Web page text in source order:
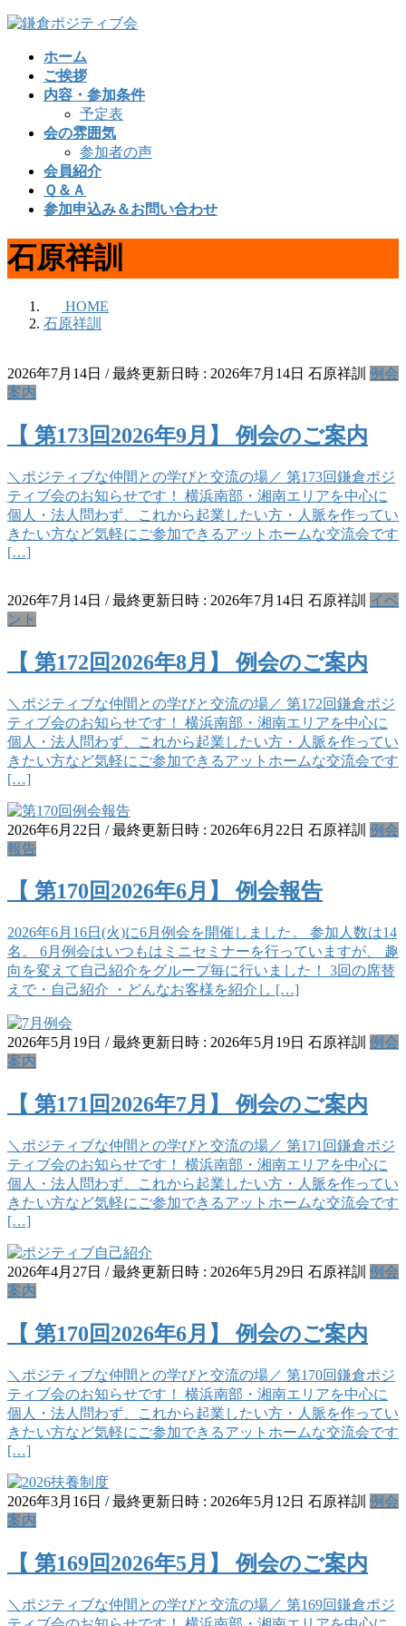
コ
ナ
ホーム
ご挨拶
内容・参加条件
予定表
会の雰囲気
参加者の声
会員紹介
Ｑ＆Ａ
参加申込み＆お問い合わせ
石原祥訓
HOME
石原祥訓
2026年7月14日 / 最終更新日時 : 2026年7月14日 石原祥訓
例会
案内
【 第173回2026年9月】 例会のご案内
＼ポジティブな仲間との学びと交流の場／ 第173回鎌倉ポジ
ティブ会のお知らせです！ 横浜南部・湘南エリアを中心に
個人・法人問わず、これから起業したい方・人脈を作ってい
きたい方など気軽にご参加できるアットホームな交流会です
[…]
2026年7月14日 / 最終更新日時 : 2026年7月14日 石原祥訓
イベ
ント
【 第172回2026年8月】 例会のご案内
＼ポジティブな仲間との学びと交流の場／ 第172回鎌倉ポジ
ティブ会のお知らせです！ 横浜南部・湘南エリアを中心に
個人・法人問わず、これから起業したい方・人脈を作ってい
きたい方など気軽にご参加できるアットホームな交流会です
[…]
2026年6月22日 / 最終更新日時 : 2026年6月22日 石原祥訓
例会
報告
【 第170回2026年6月】 例会報告
2026年6月16日(火)に6月例会を開催しました。 参加人数は14
名。 6月例会はいつもはミニセミナーを行っていますが、 趣
向を変えて自己紹介をグループ毎に行いました！ 3回の席替
えで・自己紹介 ・どんなお客様を紹介し […]
2026年5月19日 / 最終更新日時 : 2026年5月19日 石原祥訓
例会
案内
【 第171回2026年7月】 例会のご案内
＼ポジティブな仲間との学びと交流の場／ 第171回鎌倉ポジ
ティブ会のお知らせです！ 横浜南部・湘南エリアを中心に
個人・法人問わず、これから起業したい方・人脈を作ってい
きたい方など気軽にご参加できるアットホームな交流会です
[…]
2026年4月27日 / 最終更新日時 : 2026年5月29日 石原祥訓
例会
案内
【 第170回2026年6月】 例会のご案内
＼ポジティブな仲間との学びと交流の場／ 第170回鎌倉ポジ
ティブ会のお知らせです！ 横浜南部・湘南エリアを中心に
個人・法人問わず、これから起業したい方・人脈を作ってい
きたい方など気軽にご参加できるアットホームな交流会です
[…]
2026年3月16日 / 最終更新日時 : 2026年5月12日 石原祥訓
例会
案内
【 第169回2026年5月】 例会のご案内
＼ポジティブな仲間との学びと交流の場／ 第169回鎌倉ポジ